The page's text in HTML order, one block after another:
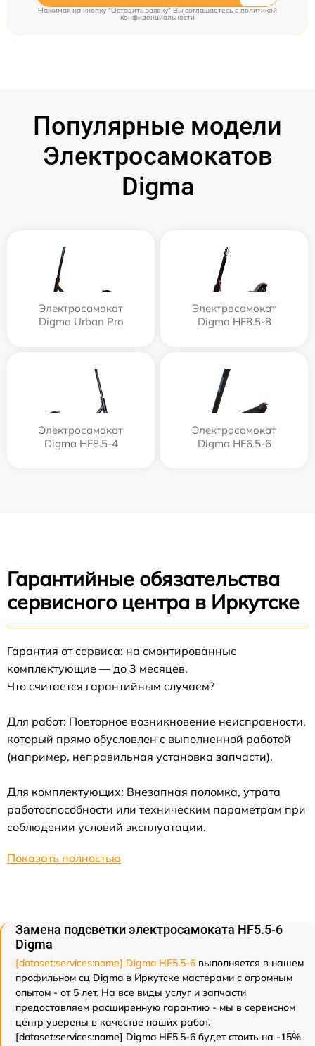
Нажимая на кнопку "Оставить заявку" Вы соглашаетесь c политикой
конфиденциальности
Популярные модели
Электросамокатов
Digma
Электросамокат
Digma Urban Pro
Электросамокат
Digma HF8.5-8
Электросамокат
Digma HF8.5-4
Электросамокат
Digma HF6.5-6
Гарантийные обязательства
сервисного центра в Иркутске
Гарантия от сервиса: на смонтированные
комплектующие — до 3 месяцев.
Что считается гарантийным случаем?
Для работ: Повторное возникновение неисправности,
который прямо обусловлен с выполненной работой
(например, неправильная установка запчасти).
Для комплектующих: Внезапная поломка, утрата
работоспособности или техническим параметрам при
соблюдении условий эксплуатации.
Показать полностью
Замена подсветки электросамоката HF5.5-6
Digma
[dataset:services:name] Digma HF5.5-6 выполняется в нашем
профильном сц Digma в Иркутске мастерами с огромным
опытом - от 5 лет. На все виды услуг и запчасти
предоставляем расширенную гарантию - мы в сервисном
центр уверены в качестве наших работ.
[dataset:services:name] Digma HF5.5-6 будет стоить на -15%